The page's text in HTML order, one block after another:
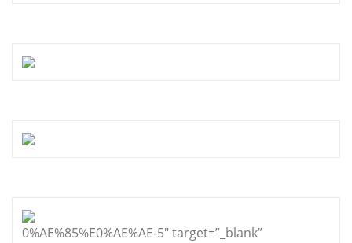
0%AE%85%E0%AE%AE-5″ target=”_blank”